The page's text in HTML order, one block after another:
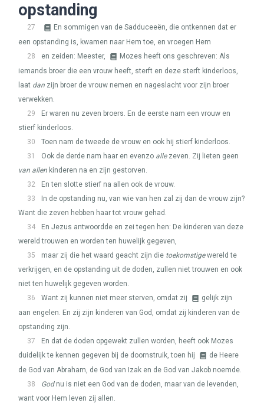
opstanding
27
En sommigen van de Sadduceeën, die ontkennen dat er
een opstanding is, kwamen naar Hem toe, en vroegen Hem
28
en zeiden: Meester,
Mozes heeft ons geschreven: Als
iemands broer die een vrouw heeft, sterft en deze sterft kinderloos,
laat dan zijn broer de vrouw nemen en nageslacht voor zijn broer
verwekken.
29
Er waren nu zeven broers. En de eerste nam een vrouw en
stierf kinderloos.
30
Toen nam de tweede de vrouw en ook hij stierf kinderloos.
31
Ook de derde nam haar en evenzo allezeven. Zij lieten geen
van allen kinderen na en zijn gestorven.
32
En ten slotte stierf na allen ook de vrouw.
33
In de opstanding nu, van wie van hen zal zij dan de vrouw zijn?
Want die zeven hebben haar tot vrouw gehad.
34
En Jezus antwoordde en zei tegen hen: De kinderen van deze
wereld trouwen en worden ten huwelijk gegeven,
35
maar zij die het waard geacht zijn die toekomstigewereld te
verkrijgen, en de opstanding uit de doden, zullen niet trouwen en ook
niet ten huwelijk gegeven worden.
36
Want zij kunnen niet meer sterven, omdat zij
gelijk zijn
aan engelen. En zij zijn kinderen van God, omdat zij kinderen van de
opstanding zijn.
37
En dat de doden opgewekt zullen worden, heeft ook Mozes
duidelijk te kennen gegeven bij de doornstruik, toen hij
de Heere
de God van Abraham, de God van Izak en de God van Jakob noemde.
38
Godnu is niet een God van de doden, maar van de levenden,
want voor Hem leven zij allen.